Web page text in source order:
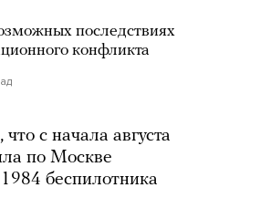
последствиях
конфликта
с начала августа
по Москве
беспилотника